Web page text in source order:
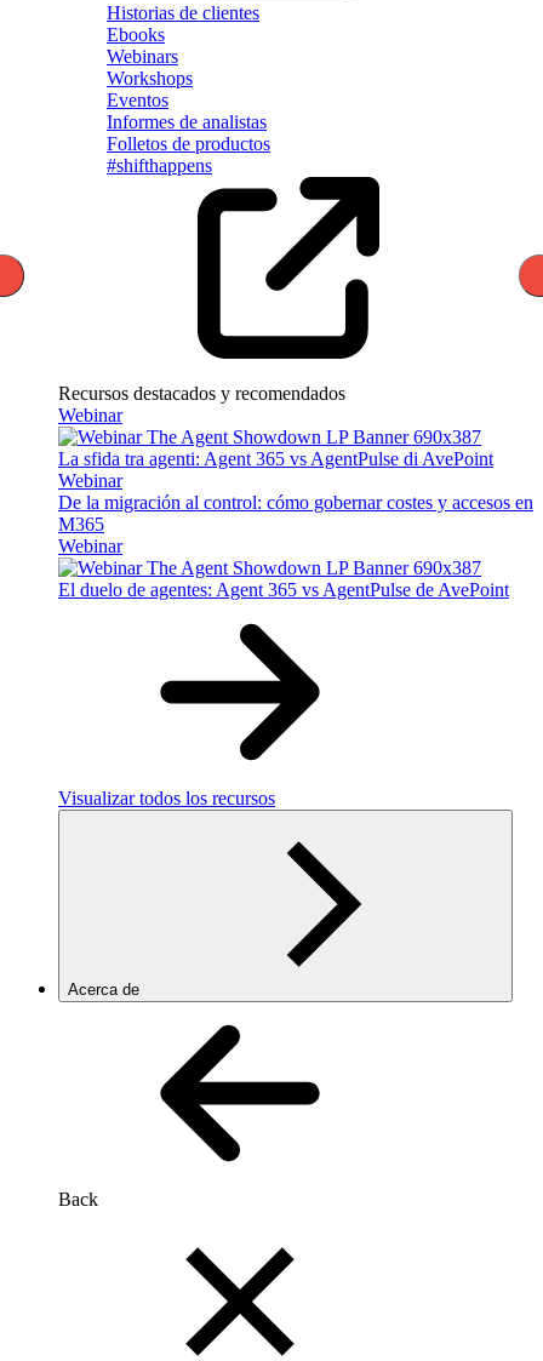
Historias de clientes
Ebooks
Webinars
Workshops
Eventos
Informes de analistas
Folletos de productos
#shifthappens
Recursos destacados y recomendados
Webinar
La sfida tra agenti: Agent 365 vs AgentPulse di AvePoint
Webinar
De la migración al control: cómo gobernar costes y accesos en
M365
Webinar
El duelo de agentes: Agent 365 vs AgentPulse de AvePoint
Visualizar todos los recursos
Acerca de
Back